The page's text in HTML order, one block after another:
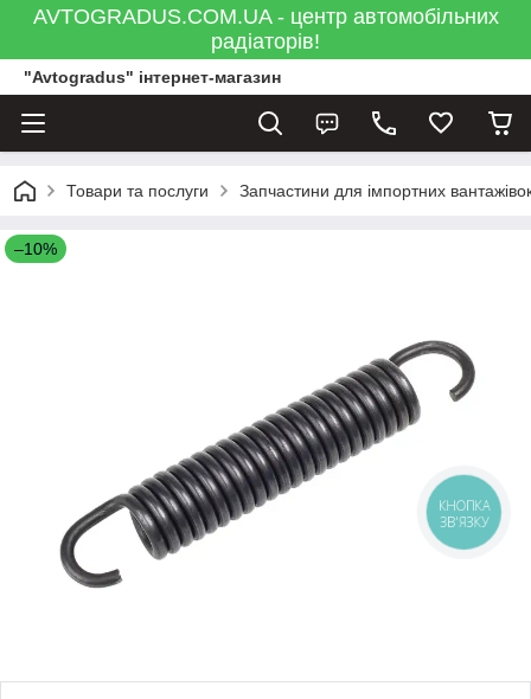
AVTOGRADUS.COM.UA - центр автомобільних
радіаторів!
"Avtogradus" інтернет-магазин
Товари та послуги Запчастини для імпортних
–10%
КНОПКА
ЗВ'ЯЗКУ